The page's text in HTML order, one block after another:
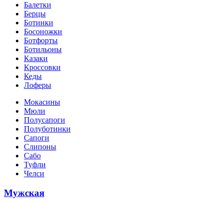
Балетки
Берцы
Ботинки
Босоножки
Ботфорты
Ботильоны
Казаки
Кроссовки
Кеды
Лоферы
Мокасины
Мюли
Полусапоги
Полуботинки
Сапоги
Слипоны
Сабо
Туфли
Челси
Мужская